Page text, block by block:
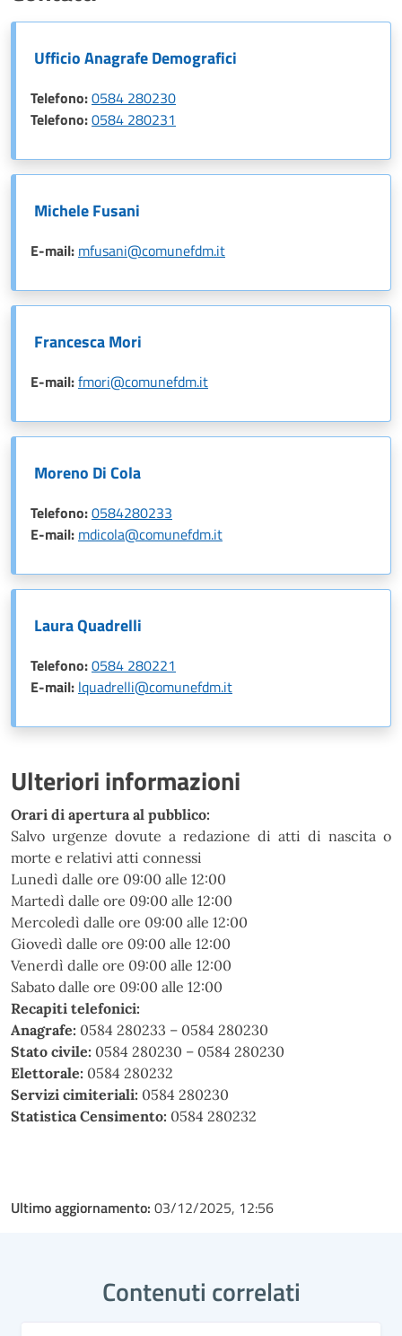
Ufficio Anagrafe Demografici
Telefono:0584 280230
Telefono:0584 280231
Michele Fusani
E-mail: mfusani@comunefdm.it
Francesca Mori
E-mail:fmori@comunefdm.it
Moreno Di Cola
Telefono:0584280233
E-mail: mdicola@comunefdm.it
Laura Quadrelli
Telefono:0584 280221
E-mail: lquadrelli@comunefdm.it
Ulteriori informazioni
Orari di apertura al pubblico:
Salvo urgenze dovute a redazione di atti di nascita o
morte e relativi atti connessi
Lunedì dalle ore 09:00 alle 12:00
Martedì dalle ore 09:00 alle 12:00
Mercoledì dalle ore 09:00 alle 12:00
Giovedì dalle ore 09:00 alle 12:00
Venerdì dalle ore 09:00 alle 12:00
Sabato dalle ore 09:00 alle 12:00
Recapiti telefonici:
Anagrafe: 0584 280233 – 0584 280230
Stato civile: 0584 280230 – 0584 280230
Elettorale: 0584 280232
Servizi cimiteriali: 0584 280230
Statistica Censimento: 0584 280232
Ultimo aggiornamento: 03/12/2025, 12:56
Contenuti correlati